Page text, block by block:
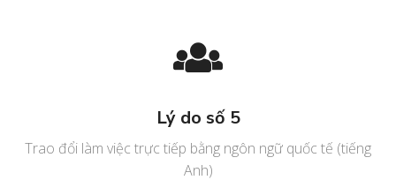
Lý do số 5
Trao đổi làm việc trực tiếp bằng ngôn ngữ quốc tế (tiếng
Anh)